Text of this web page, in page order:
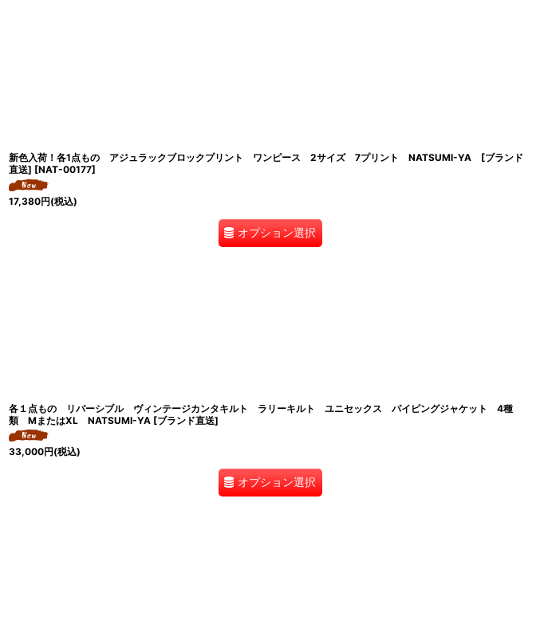
新色入荷！各1点もの アジュラックブロックプリント ワンピース 2サイズ 7プリント NATSUMI-YA [ブランド
直送] [NAT-00177]
17,380円(税込)
オプション選択
各１点もの リバーシブル ヴィンテージカンタキルト ラリーキルト ユニセックス パイピングジャケット 4種
類 MまたはXL NATSUMI-YA [ブランド直送]
33,000円(税込)
オプション選択